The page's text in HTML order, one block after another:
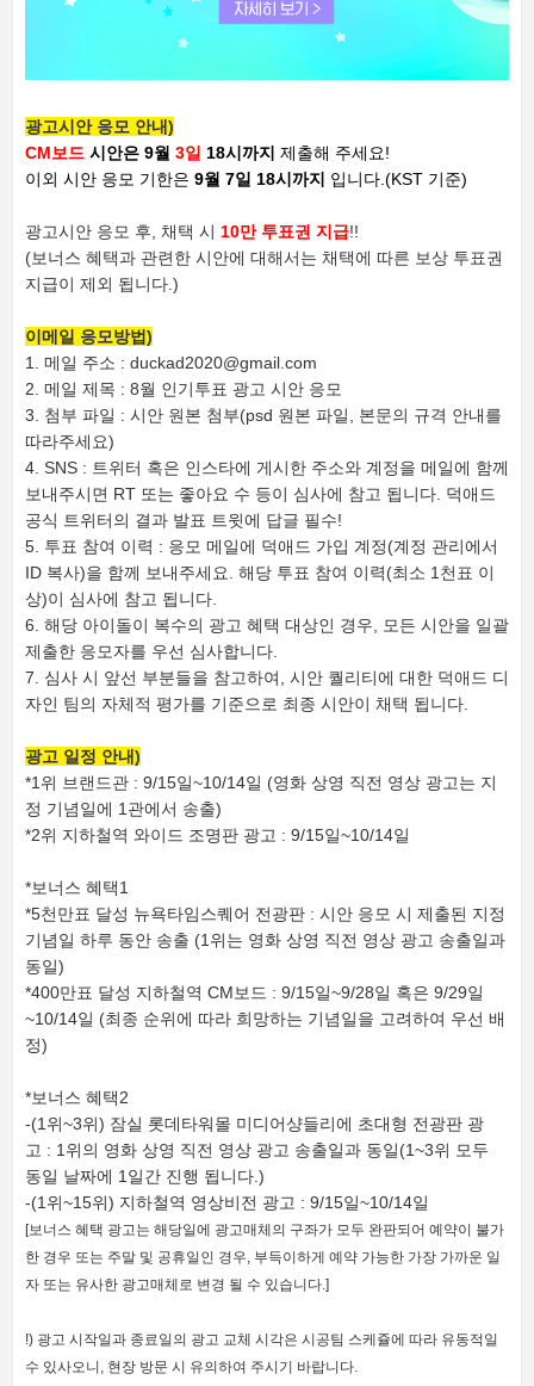
광고시안 응모 안내)
CM보드 시안은 9월 3일 18시까지 제출해 주세요!
이외 시안 응모 기한은 9월 7일 18시까지 입니다. (KST 기준)
광고시안 응모 후, 채택 시 10만 투표권 지급!!
(보너스 혜택과 관련한 시안에 대해서는 채택에 따른 보상 투표권
지급이 제외 됩니다.)
이메일 응모방법)
1. 메일 주소 : duckad2020@gmail.com
2. 메일 제목 : 8월 인기투표 광고 시안 응모
3. 첨부 파일 : 시안 원본 첨부(psd 원본 파일, 본문의 규격 안내를
따라주세요)
4. SNS : 트위터 혹은 인스타에 게시한 주소와 계정을 메일에 함께
보내주시면 RT 또는 좋아요 수 등이 심사에 참고 됩니다. 덕애드
공식 트위터의 결과 발표 트윗에 답글 필수!
5. 투표 참여 이력 : 응모 메일에 덕애드 가입 계정(계정 관리에서
ID 복사)을 함께 보내주세요. 해당 투표 참여 이력(최소 1천표 이
상)이 심사에 참고 됩니다.
6. 해당 아이돌이 복수의 광고 혜택 대상인 경우, 모든 시안을 일괄
제출한 응모자를 우선 심사합니다.
7. 심사 시 앞선 부분들을 참고하여, 시안 퀄리티에 대한 덕애드 디
자인 팀의 자체적 평가를 기준으로 최종 시안이 채택 됩니다.
광고 일정 안내)
*1위 브랜드관 : 9/15일~10/14일 (영화 상영 직전 영상 광고는 지
정 기념일에 1관에서 송출)
*2위 지하철역 와이드 조명판 광고 : 9/15일~10/14일
*보너스 혜택1
*5천만표 달성 뉴욕타임스퀘어 전광판 : 시안 응모 시 제출된 지정
기념일 하루 동안 송출 (1위는 영화 상영 직전 영상 광고 송출일과
동일)
*400만표 달성 지하철역 CM보드 : 9/15일~9/28일 혹은 9/29일
~10/14일 (최종 순위에 따라 희망하는 기념일을 고려하여 우선 배
정)
*보너스 혜택2
-(1위~3위) 잠실 롯데타워몰 미디어샹들리에 초대형 전광판 광
고 : 1위의 영화 상영 직전 영상 광고 송출일과 동일(1~3위 모두
동일 날짜에 1일간 진행 됩니다.)
-(1위~15위) 지하철역 영상비전 광고 : 9/15일~10/14일
[보너스 혜택 광고는 해당일에 광고매체의 구좌가 모두 완판되어 예약이 불가
한 경우 또는 주말 및 공휴일인 경우, 부득이하게 예약 가능한 가장 가까운 일
자 또는 유사한 광고매체로 변경 될 수 있습니다.]
!) 광고 시작일과 종료일의 광고 교체 시각은 시공팀 스케쥴에 따라 유동적일
수 있사오니, 현장 방문 시 유의하여 주시기 바랍니다.